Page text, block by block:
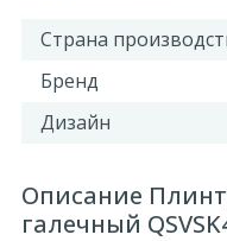
Страна
Бренд
Дизайн
Описание
галечный